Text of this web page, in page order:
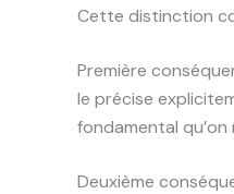
Cette distinction
Première
le précise
fondamental qu’on
Deuxième